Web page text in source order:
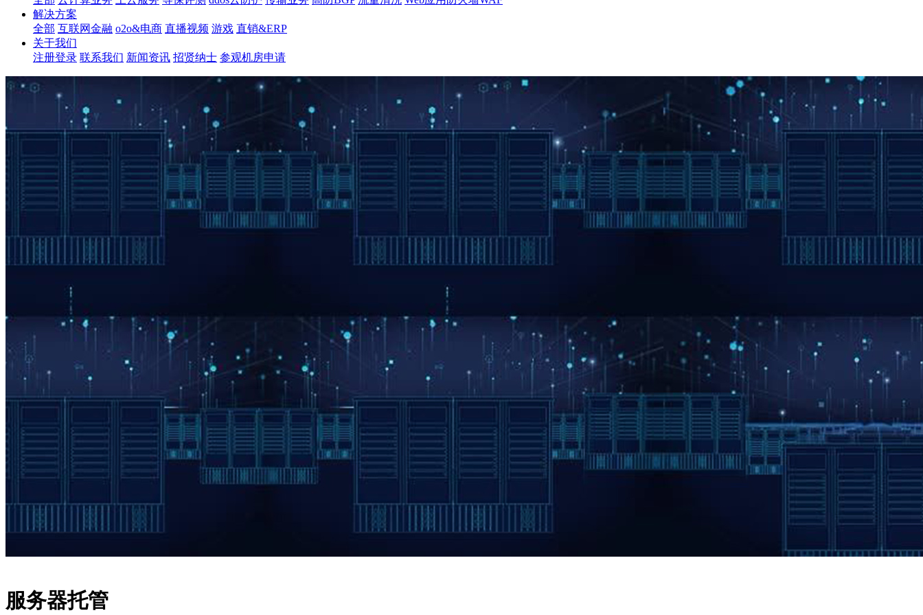
解决方案
全部 互联网金融 o2o&电商 直播视频 游戏 直销&ERP
关于我们
注册登录 联系我们 新闻资讯 招贤纳士 参观机房申请
服务器托管